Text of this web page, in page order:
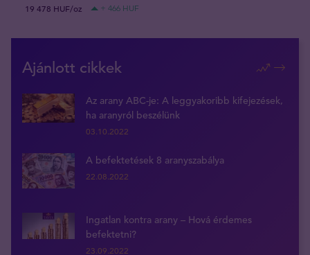
19 478 HUF/oz
+ 466 HUF
Ajánlott cikkek
Az arany ABC-je: A leggyakoribb kifejezések,
ha aranyról beszélünk
03.10.2022
A befektetések 8 aranyszabálya
22.08.2022
Ingatlan kontra arany – Hová érdemes
befektetni?
23.09.2022